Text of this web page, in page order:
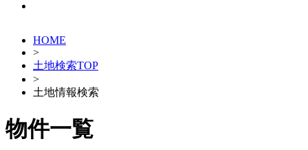
HOME
>
土地検索TOP
>
土地情報検索
物件一覧